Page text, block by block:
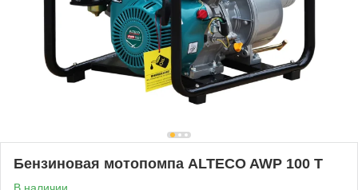
Бензиновая мотопомпа ALTECO AWP 100 T
В наличии